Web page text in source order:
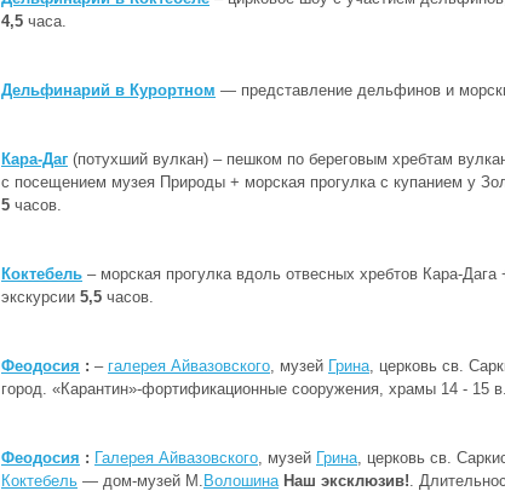
4,5 часа.
Дельфинарий в Курортном — представление дельфинов и
Кара-Даг (потухший вулкан) – пешком по береговым хребтам
с посещением музея Природы + морская прогулка с купанием у
5 часов.
Коктебель – морская прогулка вдоль отвесных хребтов Кара-
экскурсии 5,5 часов.
Феодосия : – галерея Айвазовского, музей Грина, церковь св.
город. «Карантин»-фортификационные сооружения, храмы 14 - 15
Феодосия : Галерея Айвазовского, музей Грина, церковь св.
Коктебель — дом-музей М. Волошина Наш эксклюзив!.